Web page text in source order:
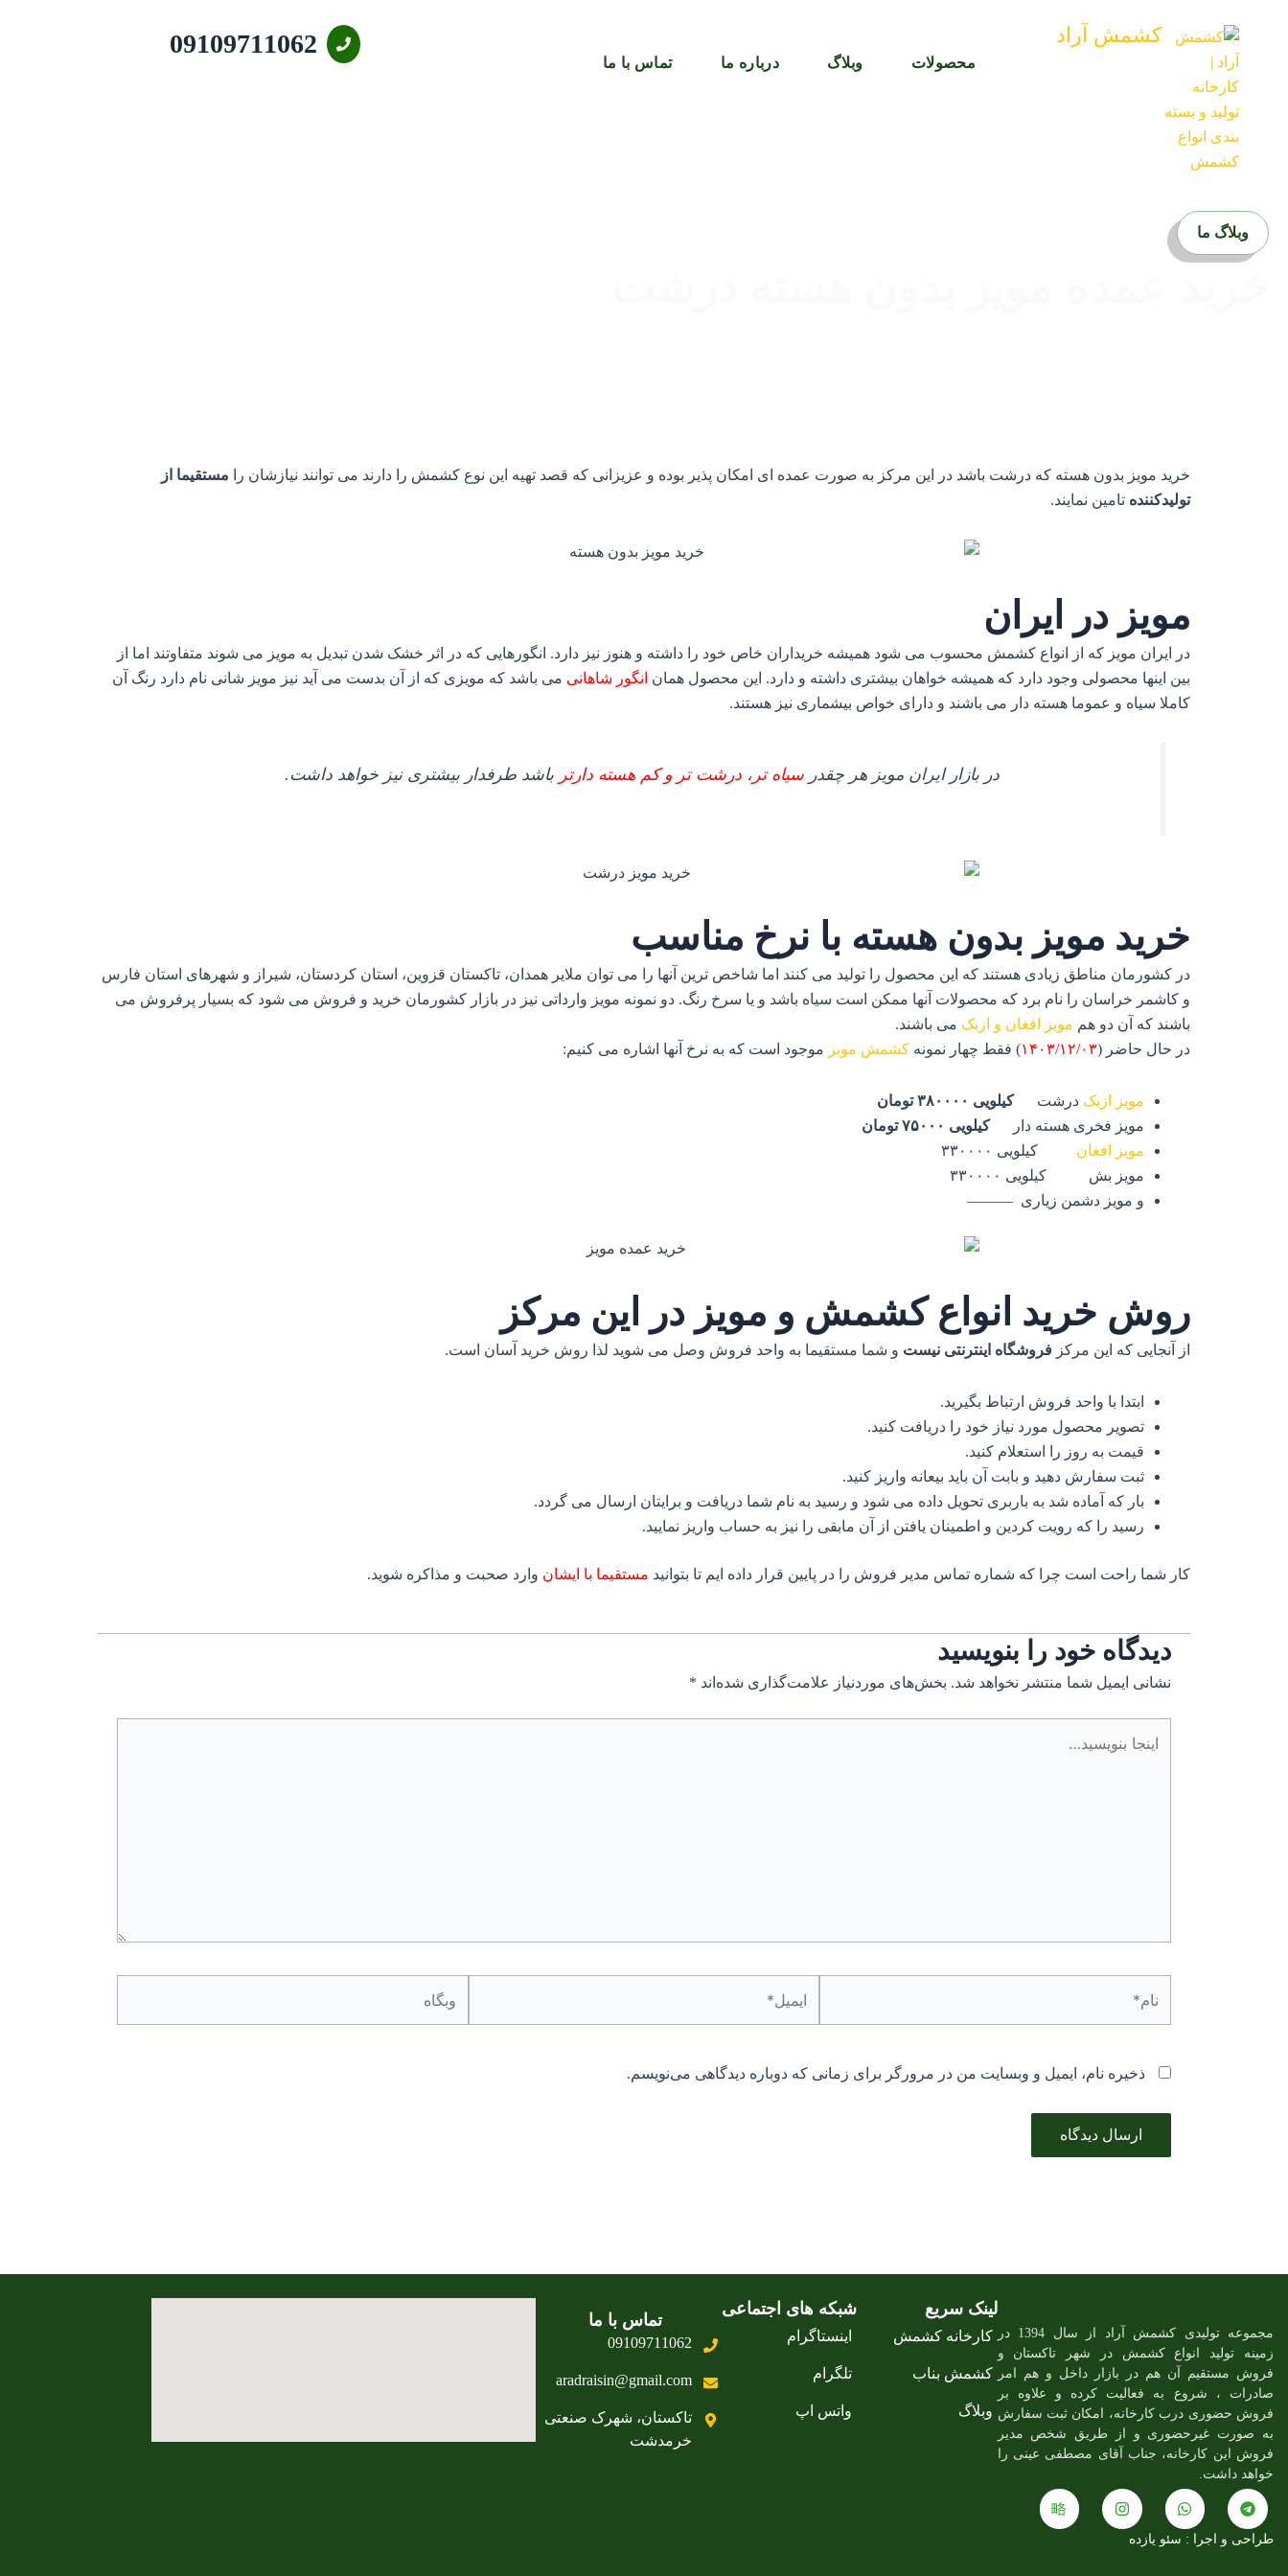
کشمش آراد
محصولات وبلاگ درباره ما تماس با ما
09109711062
وبلاگ ما
خرید مویز بدون هسته که درشت باشد در این مرکز به صورت عمده ای امکان پذیر بوده و عزیزانی که قصد تهیه این نوع کشمش را دارند می توانند نیازشان را مستقیما از
تولیدکننده تامین نمایند.
مویز در ایران
در ایران مویز که از انواع کشمش محسوب می شود همیشه خریداران خاص خود را داشته و هنوز نیز دارد. انگورهایی که در اثر خشک شدن تبدیل به مویز می شوند متفاوتند اما از
بین اینها محصولی وجود دارد که همیشه خواهان بیشتری داشته و دارد. این محصول همان انگور شاهانی می باشد که مویزی که از آن بدست می آید نیز مویز شانی نام دارد رنگ آن
کاملا سیاه و عموما هسته دار می باشند و دارای خواص بیشماری نیز هستند.
در بازار ایران مویز هر چقدرسیاه تر، درشت تر و کم هسته دارتر باشد طرفدار بیشتری نیز خواهد داشت.
خرید مویز بدون هسته با نرخ مناسب
در کشورمان مناطق زیادی هستند که این محصول را تولید می کنند اما شاخص ترین آنها را می توان ملایر همدان، تاکستان قزوین، استان کردستان، شیراز و شهرهای استان فارس
و کاشمر خراسان را نام برد که محصولات آنها ممکن است سیاه باشد و یا سرخ رنگ. دو نمونه مویز وارداتی نیز در بازار کشورمان خرید و فروش می شود که بسیار پرفروش می
باشند که آن دو هم مویز افغان و ازبک می باشند.
در حال حاضر (۱۴۰۳/۱۲/۰۳) فقط چهار نمونه کشمش مویز موجود است که به نرخ آنها اشاره می کنیم:
مویز ازبک درشتکیلویی ۳۸۰۰۰۰ تومان
مویز فخری هسته دارکیلویی ۷۵۰۰۰ تومان
مویز افغان کیلویی ۳۳۰۰۰۰
مویز بش کیلویی ۳۳۰۰۰۰
و مویز دشمن زیاری ———
روش خرید انواع کشمش و مویز در این مرکز
از آنجایی که این مرکز فروشگاه اینترنتی نیست و شما مستقیما به واحد فروش وصل می شوید لذا روش خرید آسان است.
ابتدا با واحد فروش ارتباط بگیرید.
تصویر محصول مورد نیاز خود را دریافت کنید.
قیمت به روز را استعلام کنید.
ثبت سفارش دهید و بابت آن باید بیعانه واریز کنید.
بار که آماده شد به باربری تحویل داده می شود و رسید به نام شما دریافت و برایتان ارسال می گردد.
رسید را که رویت کردین و اطمینان یافتن از آن مابقی را نیز به حساب واریز نمایید.
کار شما راحت است چرا که شماره تماس مدیر فروش را در پایین قرار داده ایم تا بتوانید مستقیما با ایشان وارد صحبت و مذاکره شوید.
دیدگاه‌ خود را بنویسید
نشانی ایمیل شما منتشر نخواهد شد. بخش‌های موردنیاز علامت‌گذاری شده‌اند *
بنویسید…
ذخیره نام، ایمیل و وبسایت من در مرورگر برای زمانی که دوباره دیدگاهی می‌نویسم.
مجموعه تولیدی کشمش آراد از سال 1394 در
زمینه تولید انواع کشمش در شهر تاکستان و
فروش مستقیم آن هم در بازار داخل و هم امر
صادرات ، شروع به فعالیت کرده و علاوه بر
فروش حضوری درب کارخانه، امکان ثبت سفارش
به صورت غیرحضوری و از طریق شخص مدیر
فروش این کارخانه، جناب آقای مصطفی عینی را
خواهد داشت.
T
e
l
W
h
a
I
n
J
k
طراحی و اجرا : سئو یازده
لینک سریع
کارخانه کشمش
کشمش بناب
وبلاگ
شبکه های اجتماعی
اینستاگرام
تلگرام
واتس اپ
تماس با ما
09109711062
aradraisin@gmail.com
تاکستان، شهرک صنعتی
خرمدشت